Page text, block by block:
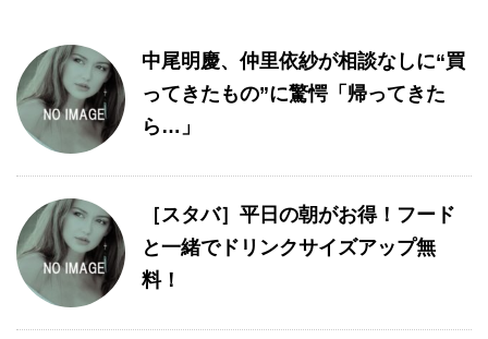
中尾明慶、仲里依紗が相談なしに“買
ってきたもの”に驚愕「帰ってきた
ら…」
［スタバ］平日の朝がお得！フード
と一緒でドリンクサイズアップ無
料！